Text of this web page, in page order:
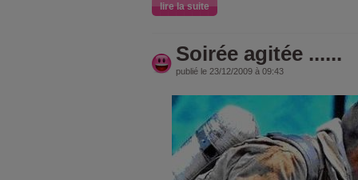
lire la suite
Soirée agitée ......
publié le 23/12/2009 à 09:43